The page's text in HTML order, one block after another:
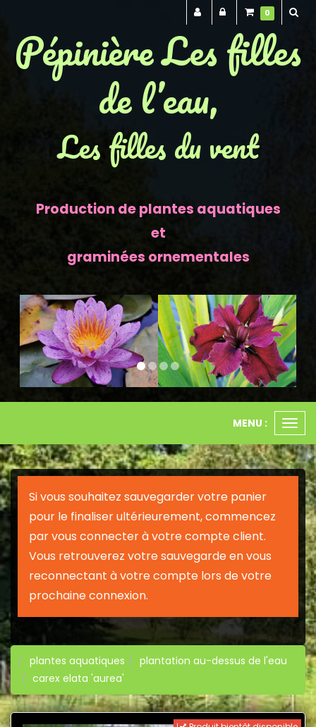
Pépinière Les filles
de l’eau,
Les filles du vent
Production de plantes aquatiques
et
graminées ornementales
Previous Next
le
MENU :
Si vous souhaitez sauvegarder votre panier
pour le finaliser ultérieurement, commencez
par vous connecter à votre compte client.
Vous retrouverez votre sauvegarde en vous
reconnectant à votre compte lors de votre
prochaine connexion.
plantes aquatiques
plantation au-dessus de l'eau
carex elata 'aurea'
0